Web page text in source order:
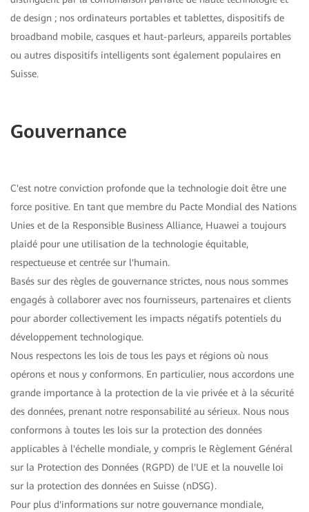
de design ; nos ordinateurs portables et tablettes, dispositifs de
broadband mobile, casques et haut-parleurs, appareils portables
ou autres dispositifs intelligents sont également populaires en
Suisse.
Gouvernance
C'est notre conviction profonde que la technologie doit être une
force positive. En tant que membre du Pacte Mondial des Nations
Unies et de la Responsible Business Alliance, Huawei a toujours
plaidé pour une utilisation de la technologie équitable,
respectueuse et centrée sur l'humain.
Basés sur des règles de gouvernance strictes, nous nous sommes
engagés à collaborer avec nos fournisseurs, partenaires et clients
pour aborder collectivement les impacts négatifs potentiels du
développement technologique.
Nous respectons les lois de tous les pays et régions où nous
opérons et nous y conformons. En particulier, nous accordons une
grande importance à la protection de la vie privée et à la sécurité
des données, prenant notre responsabilité au sérieux. Nous nous
conformons à toutes les lois sur la protection des données
applicables à l'échelle mondiale, y compris le Règlement Général
sur la Protection des Données (RGPD) de l'UE et la nouvelle loi
sur la protection des données en Suisse (nDSG).
Pour plus d'informations sur notre gouvernance mondiale,